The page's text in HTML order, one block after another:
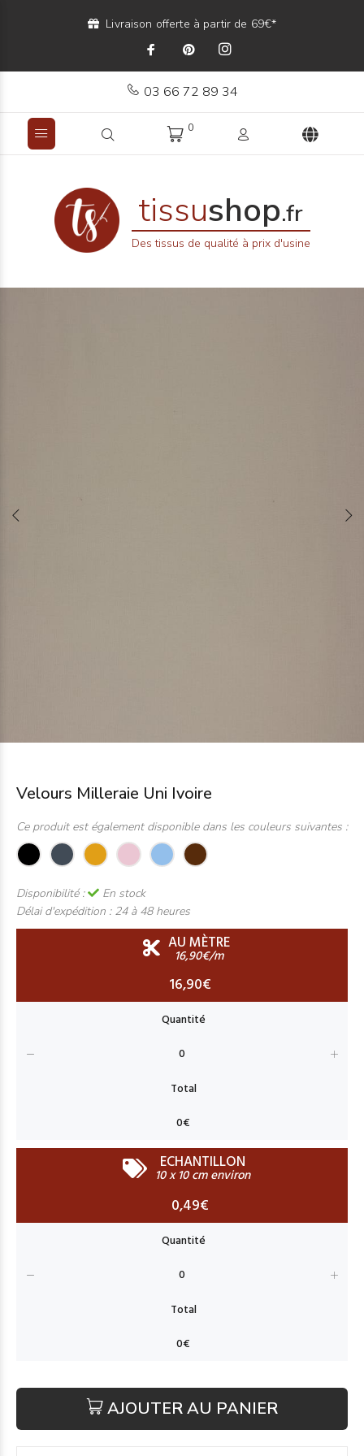
Livraison offerte à partir de 69€*
03 66 72 89 34
0
tissushop.fr
Des tissus de qualité à prix d'usine
Velours Milleraie Uni Ivoire
Ce produit est également disponible dans les couleurs suivantes :
Disponibilité :
En stock
Délai d'expédition : 24 à 48 heures
AU MÈTRE
16,90€/m
16,90€
ECHANTILLON
10 x 10 cm environ
0,49€
AJOUTER AU PANIER